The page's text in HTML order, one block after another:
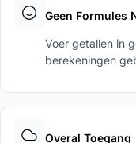
Geen Formules
Voer getallen in
berekeningen
Overal Toegang